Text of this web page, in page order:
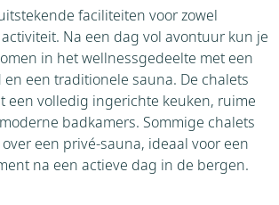
faciliteiten voor zowel
Na een dag vol avontuur kun je
in het wellnessgedeelte met een
een traditionele sauna. De chalets
een volledig ingerichte keuken, ruime
badkamers. Sommige chalets
een privé-sauna, ideaal voor een
na een actieve dag in de bergen.